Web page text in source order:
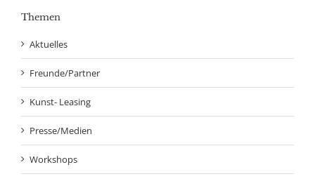
Themen
Aktuelles
Freunde/Partner
Kunst- Leasing
Presse/Medien
Workshops